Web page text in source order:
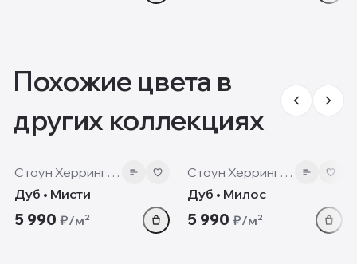
Похожие цвета в
других коллекциях
8 мм
Стоун Херрингбон
Дуб • Мисти
5 990 ₽/м²
8 мм
Стоун Херрингбон
Дуб • Милос
5 990 ₽/м²